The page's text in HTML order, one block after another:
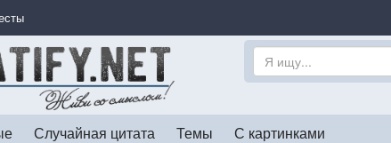
Случайная цитата Темы С картинками